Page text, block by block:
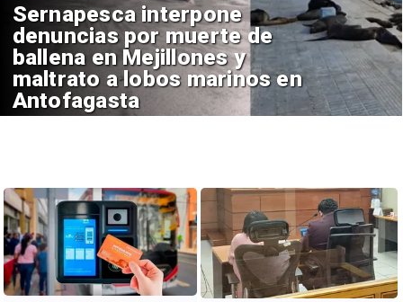
Sernapesca interpone
denuncias por muerte de
ballena en Mejillones y
maltrato a lobos marinos en
Antofagasta